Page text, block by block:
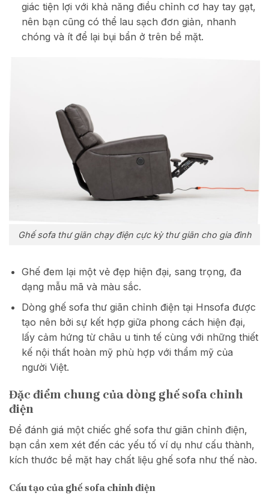
giác tiện lợi với khả năng điều chỉnh cơ hay tay gạt,
nên bạn cũng có thể lau sạch đơn giản, nhanh
chóng và ít để lại bụi bẩn ở trên bề mặt.
Ghế sofa thư giãn chạy điện cực kỳ thư giãn cho gia đình
Ghế đem lại một vẻ đẹp hiện đại, sang trọng, đa
dạng mẫu mã và màu sắc.
Dòng ghế sofa thư giãn chỉnh điện tại Hnsofa được
tạo nên bởi sự kết hợp giữa phong cách hiện đại,
lấy cảm hứng từ châu u tinh tế cùng với những thiết
kế nội thất hoàn mỹ phù hợp với thẩm mỹ của
người Việt.
Đặc điểm chung của dòng ghế sofa chỉnh
điện
Để đánh giá một chiếc ghế sofa thư giãn chỉnh điện,
bạn cần xem xét đến các yếu tố ví dụ như cấu thành,
kích thước bề mặt hay chất liệu ghế sofa như thế nào.
Cấu tạo của ghế sofa chỉnh điện